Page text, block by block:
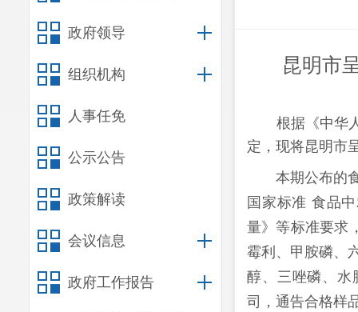
政府领导
组织机构
人事任免
公示公告
政策解读
会议信息
政府工作报告
昆明市
根据《中华
定，现将昆明市
本期公布的
国家标准 食品
量》等标准要求
霉利、甲胺磷、
醇、三唑磷、水
司，通告合格样